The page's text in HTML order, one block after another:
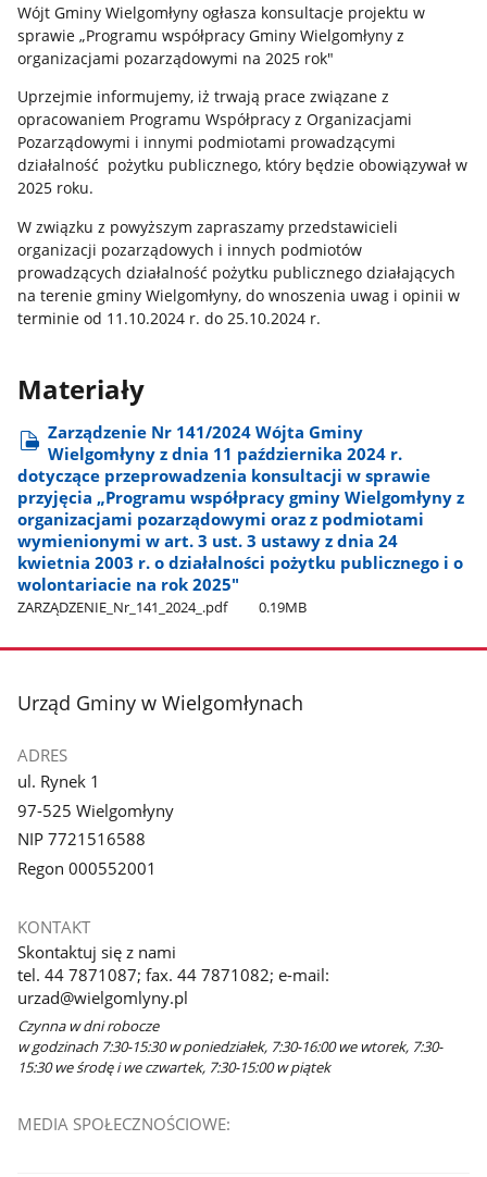
Wójt Gminy Wielgomłyny ogłasza konsultacje projektu w
sprawie „Programu współpracy Gminy Wielgomłyny z
organizacjami pozarządowymi na 2025 rok"
Uprzejmie informujemy, iż trwają prace związane z
opracowaniem Programu Współpracy z Organizacjami
Pozarządowymi i innymi podmiotami prowadzącymi
działalność pożytku publicznego, który będzie obowiązywał w
2025 roku.
W związku z powyższym zapraszamy przedstawicieli
organizacji pozarządowych i innych podmiotów
prowadzących działalność pożytku publicznego działających
na terenie gminy Wielgomłyny, do wnoszenia uwag i opinii w
terminie od 11.10.2024 r. do 25.10.2024 r.
Materiały
Zarządzenie Nr 141/2024 Wójta Gminy
Wielgomłyny z dnia 11 października 2024 r.
dotyczące przeprowadzenia konsultacji w sprawie
przyjęcia „Programu współpracy gminy Wielgomłyny z
organizacjami pozarządowymi oraz z podmiotami
wymienionymi w art. 3 ust. 3 ustawy z dnia 24
kwietnia 2003 r. o działalności pożytku publicznego i o
wolontariacie na rok 2025"
ZARZĄDZENIE​_Nr​_141​_2024​_.pdf 0.19MB
stopka
Urząd Gminy w Wielgomłynach
ADRES
ul. Rynek 1
97-525 Wielgomłyny
NIP 7721516588
Regon 000552001
KONTAKT
Skontaktuj się z nami
tel. 44 7871087; fax. 44 7871082; e-mail:
urzad@wielgomlyny.pl
Czynna w dni robocze
w godzinach 7:30-15:30 w poniedziałek, 7:30-16:00 we wtorek, 7:30-
15:30 we środę i we czwartek, 7:30-15:00 w piątek
MEDIA SPOŁECZNOŚCIOWE: